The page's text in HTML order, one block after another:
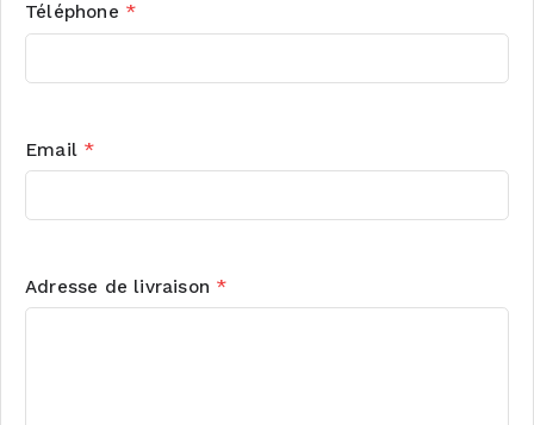
Téléphone *
Email *
Adresse de livraison *